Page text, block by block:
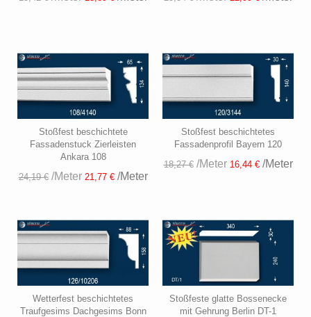
Stoßfest beschichtete
Fassadenstuck Zierleisten
Ankara 108
24,19 €/Meter 21,77 €/Meter
Stoßfest beschichtetes
Fassadenprofil Bayern 120
18,27 €/Meter 16,44 €/Meter
Wetterfest beschichtetes
Traufgesims Dachgesims Bonn
Stoßfeste glatte Bossenecke
mit Gehrung Berlin DT-1